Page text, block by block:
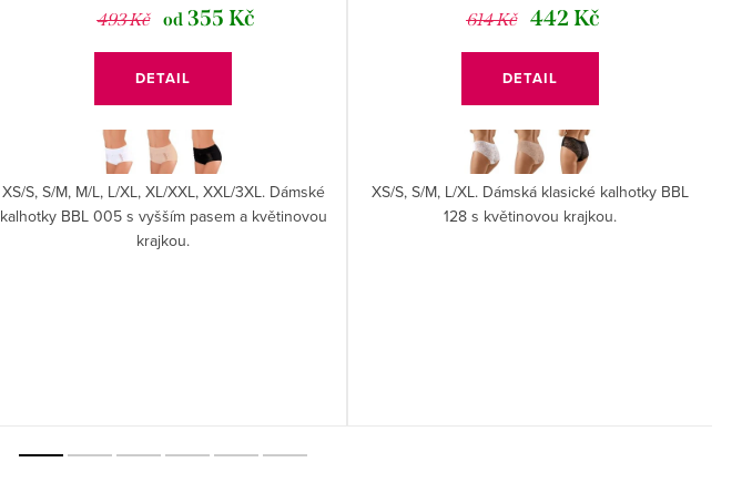
493 Kč
od 355 Kč
DETAIL
XS/S, S/M, M/L, L/XL, XL/XXL, XXL/3XL. Dámské
kalhotky BBL 005 s vyšším pasem a květinovou
krajkou.
614 Kč
442 Kč
DETAIL
XS/S, S/M, L/XL. Dámská klasické kalhotky BBL
128 s květinovou krajkou.